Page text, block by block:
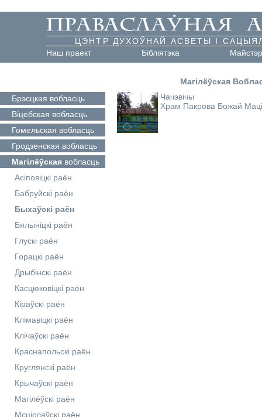
ЦЭНТР ДУХОЎНАЙ АСВЕТЫ І
Наш праект
Бібліятэка
Магілёўская
Брэсцкая вобласць
Віцебская вобласць
Гомельская вобласць
Гродзенская вобласць
Магілёўская вобласць
Асіповіцкі раён
Бабруйскі раён
Быхаўскі раён
Бялыніцкі раён
Глускі раён
Горацкі раён
Дрыбінскі раён
Касцюковіцкі раён
Кіраўскі раён
Клімавіцкі раён
Клічаўскі раён
Краснапольскі раён
Круглянскі раён
Крычаўскі раён
Магілёўскі раён
Мсціслаўскі раён
Чачэвічы
Храм Пакрова Божай Маці